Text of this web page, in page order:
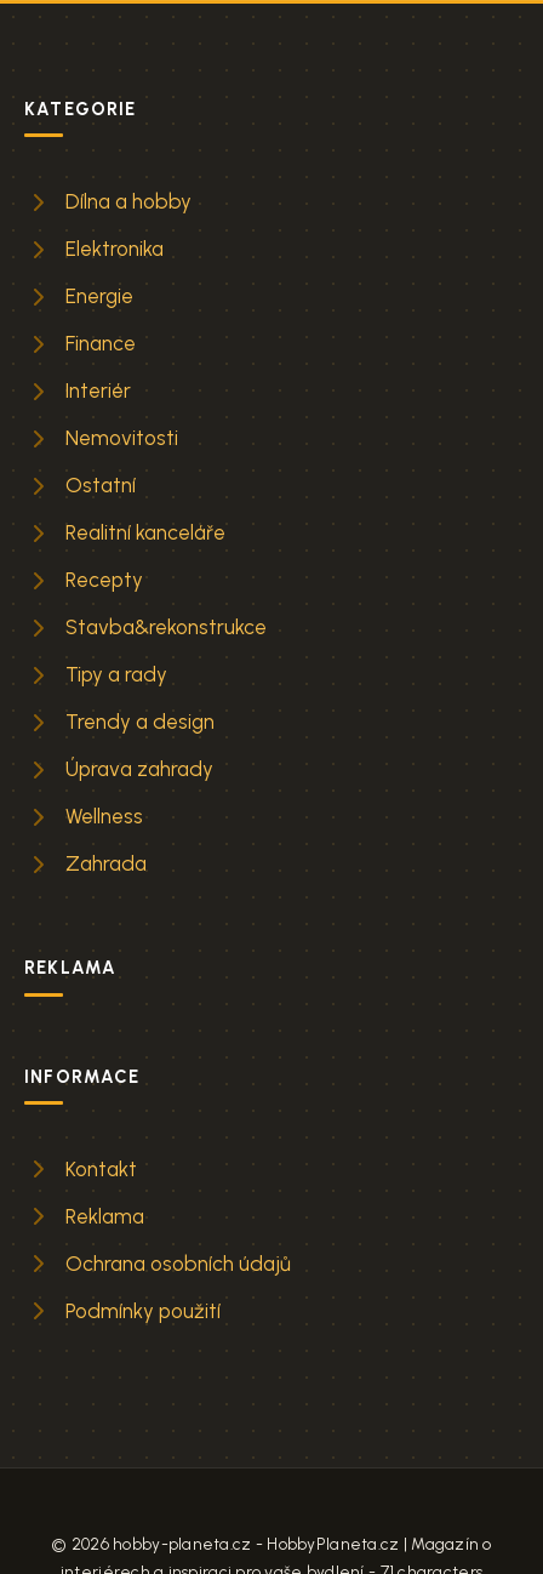
KATEGORIE
Dílna a hobby
Elektronika
Energie
Finance
Interiér
Nemovitosti
Ostatní
Realitní kanceláře
Recepty
Stavba&rekonstrukce
Tipy a rady
Trendy a design
Úprava zahrady
Wellness
Zahrada
REKLAMA
INFORMACE
Kontakt
Reklama
Ochrana osobních údajů
Podmínky použití
© 2026 hobby-planeta.cz - HobbyPlaneta.cz | Magazín o